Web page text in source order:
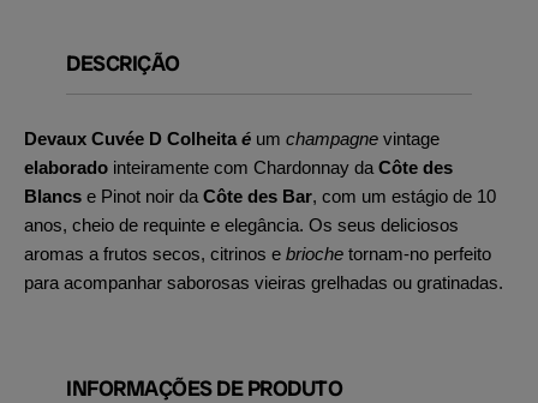
DESCRIÇÃO
Devaux Cuvée D Colheita é um champagne vintage
elaborado inteiramente com Chardonnay da Côte des
Blancs e Pinot noir da Côte des Bar, com um estágio de 10
anos, cheio de requinte e elegância. Os seus deliciosos
aromas a frutos secos, citrinos e brioche tornam-no perfeito
para acompanhar saborosas vieiras grelhadas ou gratinadas.
INFORMAÇÕES DE PRODUTO